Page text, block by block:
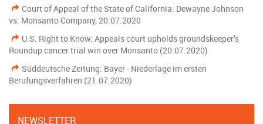
Court of Appeal of the State of California: Dewayne Johnson
vs. Monsanto Company, 20.07.2020
U.S. Right to Know: Appeals court upholds groundskeeper’s
Roundup cancer trial win over Monsanto (20.07.2020)
Süddeutsche Zeitung: Bayer - Niederlage im ersten
Berufungsverfahren (21.07.2020)
NEWSLETTER